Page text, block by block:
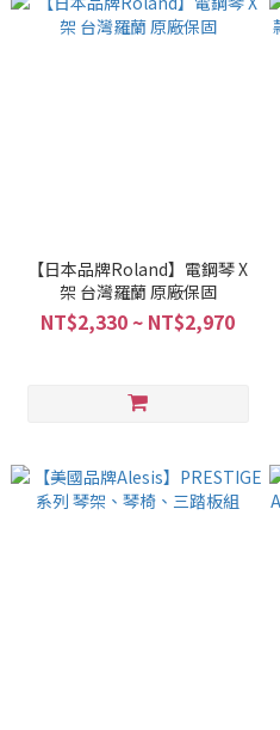
【日本品牌Roland】電鋼琴 X
架 台灣羅蘭 原廠保固
NT$2,330 ~ NT$2,970